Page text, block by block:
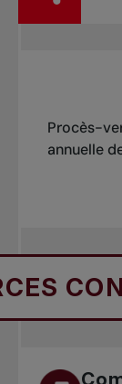
Procès-
annuelle